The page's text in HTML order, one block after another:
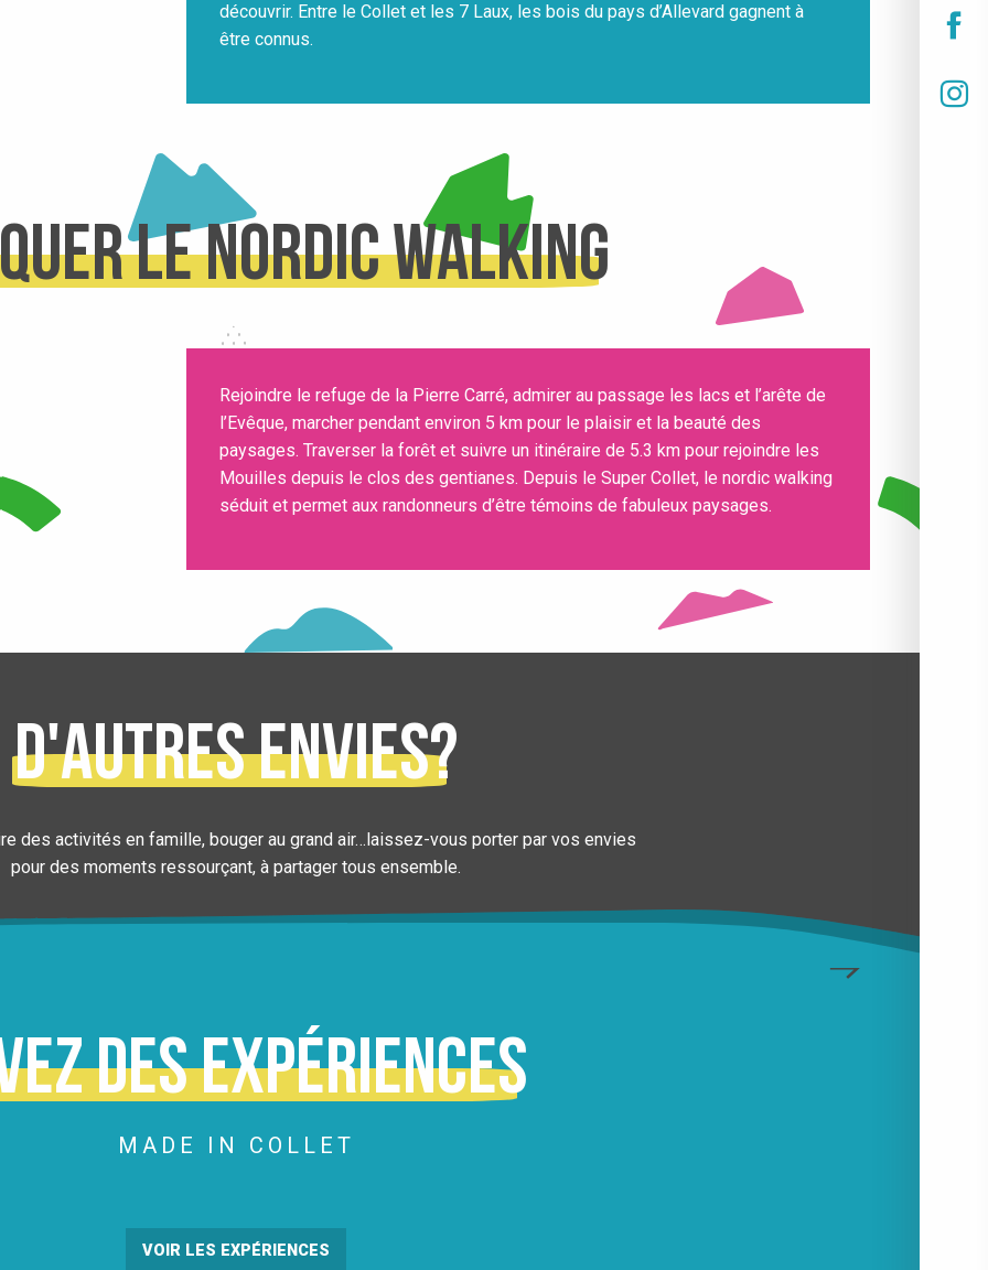
découvrir. Entre le Collet et les 7 Laux, les bois du pays d’Allevard gagnent à
être connus.
le nordic walking
Rejoindre le refuge de la Pierre Carré, admirer au passage les lacs et l’arête de
l’Evêque, marcher pendant environ 5 km pour le plaisir et la beauté des
paysages. Traverser la forêt et suivre un itinéraire de 5.3 km pour rejoindre les
Mouilles depuis le clos des gentianes. Depuis le Super Collet, le nordic walking
séduit et permet aux randonneurs d’être témoins de fabuleux paysages.
D'autres envies?
des activités en famille, bouger au grand air…laissez-vous porter par vos envies
pour des moments ressourçant, à partager tous ensemble.
LA MONTAGNE EN CLASSE VERTE
des expériences
MADE IN COLLET
VOIR LES EXPÉRIENCES